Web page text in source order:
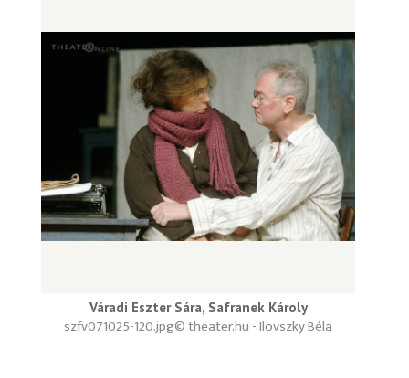
Váradi Eszter Sára, Safranek Károly
© theater.hu - Ilovszky Béla
szfv071025-120.jpg